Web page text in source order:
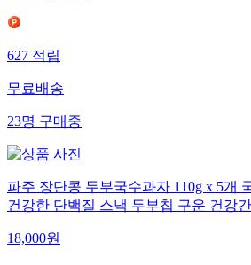
627 적립
무료배송
23명 구매중
파주 장단콩 두부국수과자 110g x 5개
건강한 단백질 스낵 두부칩 구운 건강
18,000원